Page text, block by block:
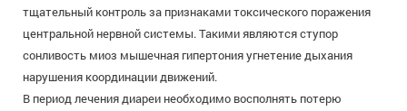
тщательный контроль за признаками токсического поражения
центральной нервной системы. Такими являются ступор
сонливость миоз мышечная гипертония угнетение дыхания
нарушения координации движений.
В период лечения диареи необходимо восполнять потерю